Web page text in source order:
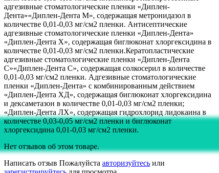
адгезивные стоматологические пленки «Диплен-
Дента»«Диплен-Дента М», содержащая метронидазол в
количестве 0,01-0,03 мг/см2 пленки. Антисептические
адгезивные стоматологические пленки «Диплен-Дента»
«Диплен-Дента X», содержащая биглюконат хлоргексидина в
количестве 0,01-0,03 мг/см2 пленки.Кератопластические
адгезивные стоматологические пленки «Диплен-Дента
С»«Диплен-Дента С», содержащая солкосерил в количестве
0,01-0,03 мг/см2 пленки. Адгезивные стоматологические
пленки «Диплен-Дента» с комбинированным действием
«Диплен-Дента ХД», содержащая биглюконат хлоргексидина
и дексаметазон в количестве 0,01-0,03 мг/см2 пленки;
«Диплен-Дента ЛХ», содержащая гидрохлорид лидокаина в
количестве 0,03-0,05 мг/см2 пленки и биглюконат
хлоргексидина 0,01-0,03 мг/см2 пленки.
Нет отзывов об этом товаре.
Написать отзыв Пожалуйста авторизуйтесь или